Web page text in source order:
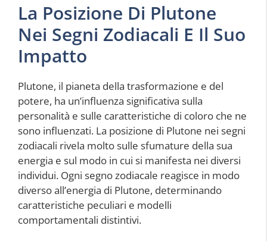
La Posizione Di Plutone
Nei Segni Zodiacali E Il Suo
Impatto
Plutone, il pianeta della trasformazione e del
potere, ha un’influenza significativa sulla
personalità e sulle caratteristiche di coloro che ne
sono influenzati. La posizione di Plutone nei segni
zodiacali rivela molto sulle sfumature della sua
energia e sul modo in cui si manifesta nei diversi
individui. Ogni segno zodiacale reagisce in modo
diverso all’energia di Plutone, determinando
caratteristiche peculiari e modelli
comportamentali distintivi.